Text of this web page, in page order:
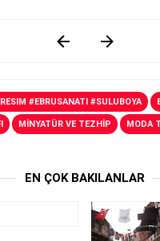
#EBRUSANATI #SULUBOYA
MİNYATÜR VE TEZHİP MODA
EN ÇOK BAKILANLAR